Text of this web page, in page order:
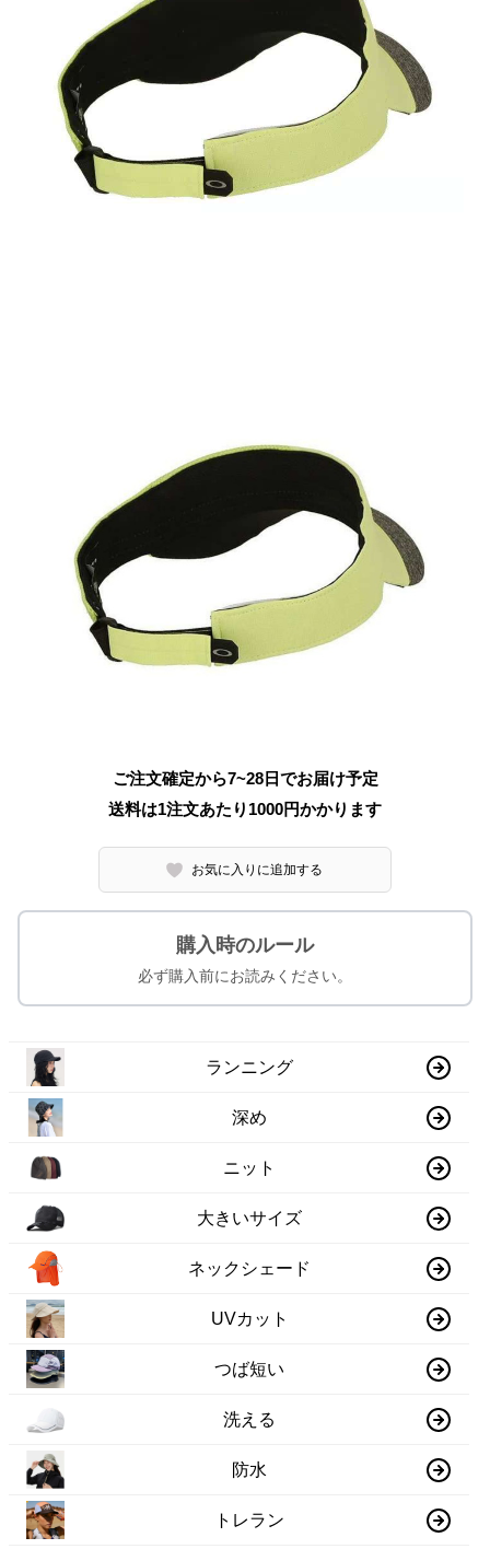
ご注文確定から7~28日でお届け予定
送料は1注文あたり 1000円かかります
お気に入りに追加する
購入時のルール
必ず購入前にお読みください。
ランニング
深め
ニット
大きいサイズ
ネックシェード
UVカット
つば短い
洗える
防水
トレラン